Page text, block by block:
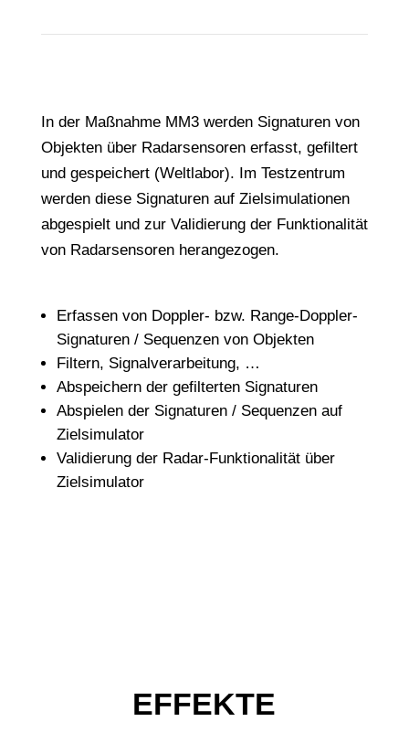
In der Maßnahme MM3 werden Signaturen von
Objekten über Radarsensoren erfasst, gefiltert
und gespeichert (Weltlabor). Im Testzentrum
werden diese Signaturen auf Zielsimulationen
abgespielt und zur Validierung der Funktionalität
von Radarsensoren herangezogen.
Erfassen von Doppler- bzw. Range-Doppler-
Signaturen / Sequenzen von Objekten
Filtern, Signalverarbeitung, …
Abspeichern der gefilterten Signaturen
Abspielen der Signaturen / Sequenzen auf
Zielsimulator
Validierung der Radar-Funktionalität über
Zielsimulator
EFFEKTE